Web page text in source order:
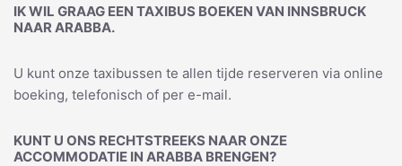
IK WIL GRAAG EEN TAXIBUS BOEKEN VAN INNSBRUCK
NAAR ARABBA.
U kunt onze taxibussen te allen tijde reserveren via online
boeking, telefonisch of per e-mail.
KUNT U ONS RECHTSTREEKS NAAR ONZE
ACCOMMODATIE IN ARABBA BRENGEN?